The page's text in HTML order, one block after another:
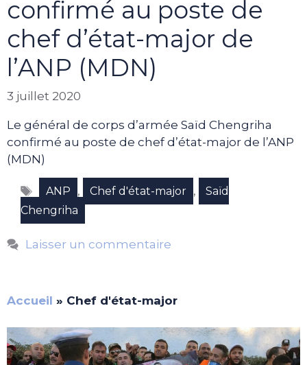
confirmé au poste de
chef d’état-major de
l’ANP (MDN)
3 juillet 2020
Le général de corps d’armée Saïd Chengriha
confirmé au poste de chef d’état-major de l’ANP
(MDN)
Étiquettes
ANP , Chef d'état-major ,
Saïd
Chengriha
Laisser un commentaire
Accueil » Chef d'état-major